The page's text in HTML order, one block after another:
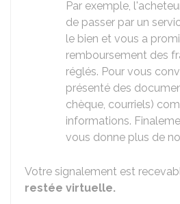
Par exemple,
de passer par un
le bien et vous a
remboursement des
réglés. Pour vous
présenté des
chèque, courriels)
informations.
vous donne plus de
Votre signalement est
restée virtuelle.